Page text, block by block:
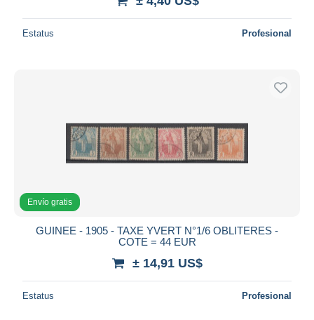
Estatus Profesional
Envío gratis
GUINEE - 1905 - TAXE YVERT N°1/6 OBLITERES -
COTE = 44 EUR
± 14,91 US$
Estatus Profesional